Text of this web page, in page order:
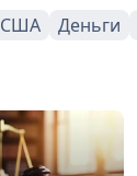
США Деньги